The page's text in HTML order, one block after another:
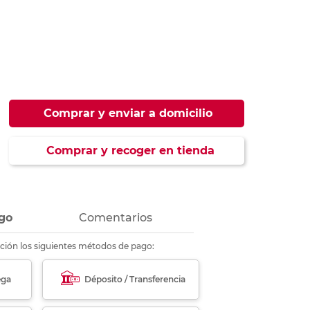
Comprar y enviar a domicilio
Comprar y recoger en tienda
Comentarios
los siguientes métodos de pago:
Déposito / Transferencia